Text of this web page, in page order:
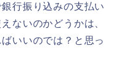
行振り込みの支払い
ないのかどうかは、
いいのでは？と思っ